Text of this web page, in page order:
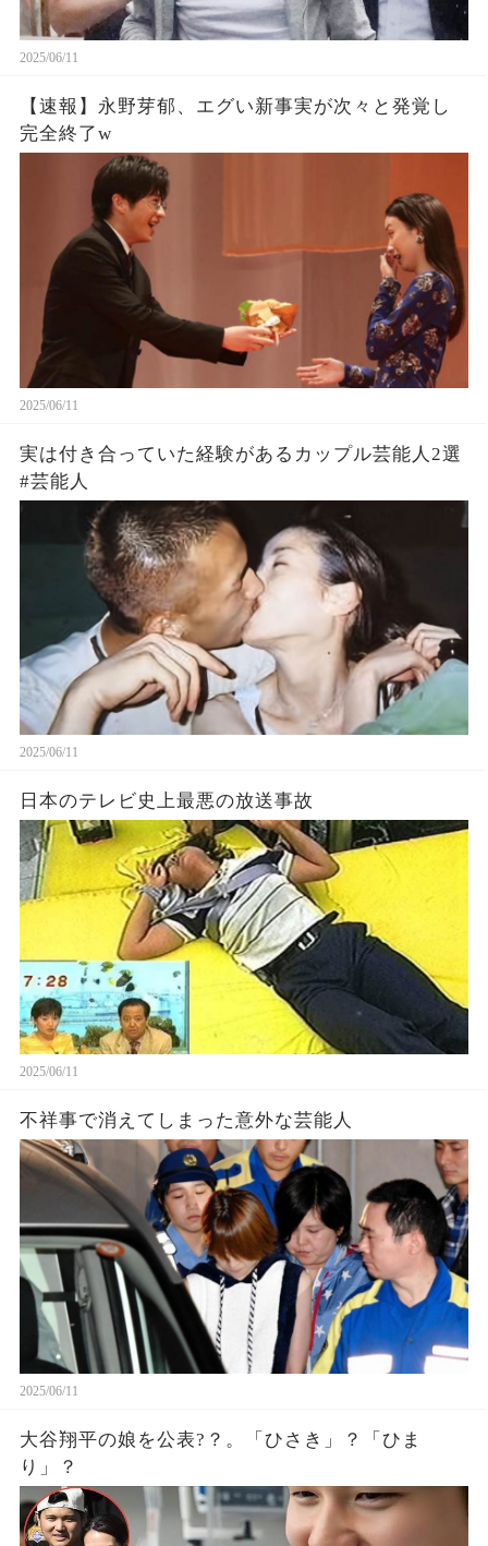
2025/06/11
【速報】永野芽郁、エグい新事実が次々と発覚し
完全終了w
2025/06/11
実は付き合っていた経験があるカップル芸能人2選
#芸能人
2025/06/11
日本のテレビ史上最悪の放送事故
2025/06/11
不祥事で消えてしまった意外な芸能人
2025/06/11
大谷翔平の娘を公表?？。「ひさき」？「ひま
り」？